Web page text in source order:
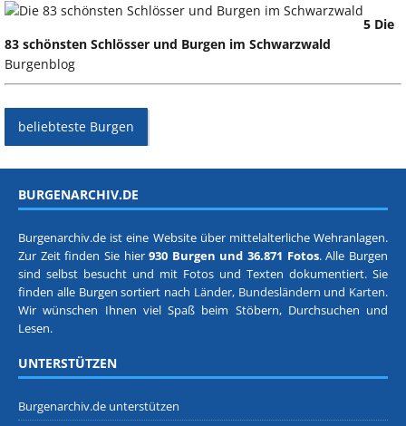
5 Die
83 schönsten Schlösser und Burgen im Schwarzwald
Burgenblog
beliebteste Burgen
BURGENARCHIV.DE
Burgenarchiv.de ist eine Website über mittelalterliche Wehranlagen.
Zur Zeit finden Sie hier930 Burgen und 36.871 Fotos. Alle Burgen
sind selbst besucht und mit Fotos und Texten dokumentiert. Sie
finden alle Burgen sortiert nach Länder, Bundesländern und Karten.
Wir wünschen Ihnen viel Spaß beim Stöbern, Durchsuchen und
Lesen.
UNTERSTÜTZEN
Burgenarchiv.de unterstützen